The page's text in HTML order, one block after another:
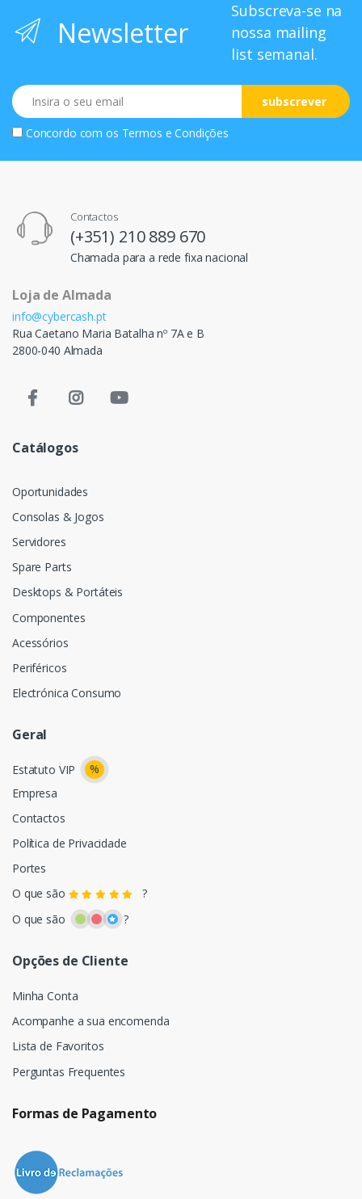
Newsletter
Subscreva-se na
nossa mailing
list semanal.
Email
subscrever
Concordo com os Termos e Condições
Contactos
(+351) 210 889 670
Chamada para a rede fixa nacional
Loja de Almada
info@cybercash.pt
Rua Caetano Maria Batalha nº 7A e B
2800-040 Almada
Catálogos
Oportunidades
Consolas & Jogos
Servidores
Spare Parts
Desktops & Portáteis
Componentes
Acessórios
Periféricos
Electrónica Consumo
Geral
Estatuto VIP
%
Empresa
Contactos
Política de Privacidade
Portes
O que são
?
O que são
?
Opções de Cliente
Minha Conta
Acompanhe a sua encomenda
Lista de Favoritos
Perguntas Frequentes
Formas de Pagamento